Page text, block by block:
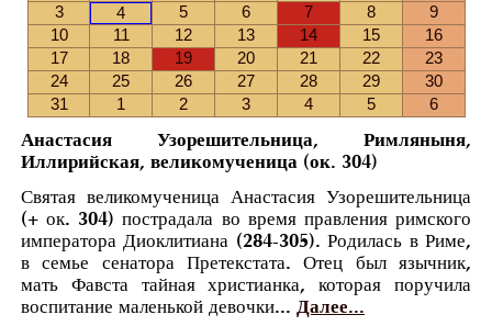
3
4 5 6 7 8
9
10
11 12 13 14 15
16
17
18 19 20 21 22
23
24
25 26 27 28 29
30
31
1 2 3 4 5 6
Анастасия Узорешительница, Римляныня,
Иллирийская, великомученица (ок. 304)
Святая великомученица Анастасия Узорешительница
(+ ок. 304) пострадала во время правления римского
императора Диоклитиана (284-305). Родилась в Риме,
в семье сенатора Претекстата. Отец был язычник,
мать Фавста тайная христианка, которая поручила
воспитание маленькой девочки... Далее...